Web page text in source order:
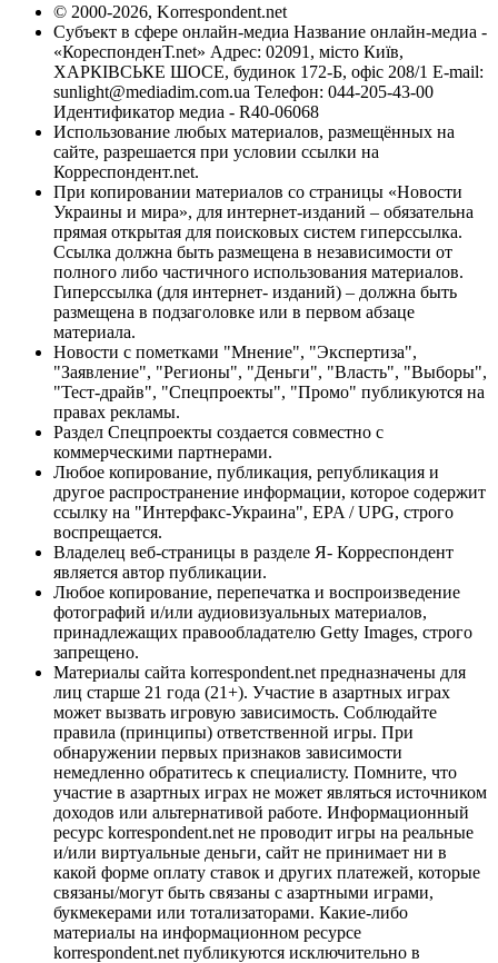
© 2000-2026, Korrespondent.net
Субъект в сфере онлайн-медиа Название онлайн-медиа -
«КореспонденТ.net» Адрес: 02091, місто Київ,
ХАРКІВСЬКЕ ШОСЕ, будинок 172-Б, офіс 208/1 E-mail:
sunlight@mediadim.com.ua Телефон: 044-205-43-00
Идентификатор медиа - R40-06068
Использование любых материалов, размещённых на
сайте, разрешается при условии ссылки на
Корреспондент.net.
При копировании материалов со страницы «Новости
Украины и мира», для интернет-изданий – обязательна
прямая открытая для поисковых систем гиперссылка.
Ссылка должна быть размещена в независимости от
полного либо частичного использования материалов.
Гиперссылка (для интернет- изданий) – должна быть
размещена в подзаголовке или в первом абзаце
материала.
Новости с пометками "Мнение", "Экспертиза",
"Заявление", "Регионы", "Деньги", "Власть", "Выборы",
"Тест-драйв", "Спецпроекты", "Промо" публикуются на
правах рекламы.
Раздел Спецпроекты создается совместно с
коммерческими партнерами.
Любое копирование, публикация, републикация и
другое распространение информации, которое содержит
ссылку на "Интерфакс-Украина", EPA / UPG, строго
воспрещается.
Владелец веб-страницы в разделе Я- Корреспондент
является автор публикации.
Любое копирование, перепечатка и воспроизведение
фотографий и/или аудиовизуальных материалов,
принадлежащих правообладателю Getty Images, строго
запрещено.
Материалы сайта korrespondent.net предназначены для
лиц старше 21 года (21+). Участие в азартных играх
может вызвать игровую зависимость. Соблюдайте
правила (принципы) ответственной игры. При
обнаружении первых признаков зависимости
немедленно обратитесь к специалисту. Помните, что
участие в азартных играх не может являться источником
доходов или альтернативой работе. Информационный
ресурс korrespondent.net не проводит игры на реальные
и/или виртуальные деньги, сайт не принимает ни в
какой форме оплату ставок и других платежей, которые
связаны/могут быть связаны с азартными играми,
букмекерами или тотализаторами. Какие-либо
материалы на информационном ресурсе
korrespondent.net публикуются исключительно в